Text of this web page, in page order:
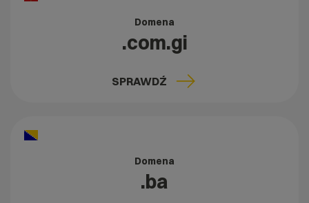
Domena
.com.gi
SPRAWDŹ
Domena
.ba